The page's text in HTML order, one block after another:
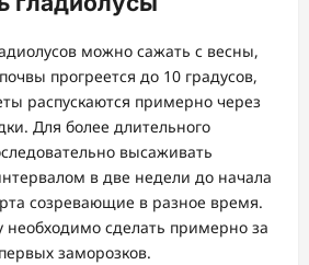
можно сажать с весны,
прогреется до 10 градусов,
распускаются примерно через
Для более длительного
высаживать
в две недели до начала
созревающие в разное время.
необходимо сделать примерно за
заморозков.